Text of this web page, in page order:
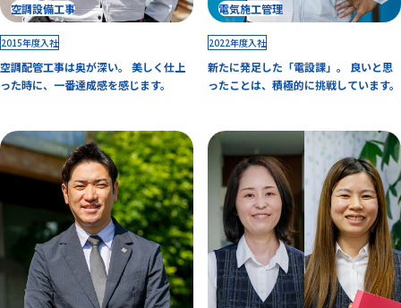
空調設備工事
2015年度入社
空調配管工事は奥が深い。 美しく仕上
った時に、一番達成感を感じます。
電気施工管理
2022年度入社
新たに発足した「電設課」。 良いと思
ったことは、積極的に挑戦しています。